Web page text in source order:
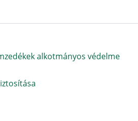
alkotmányos védelme